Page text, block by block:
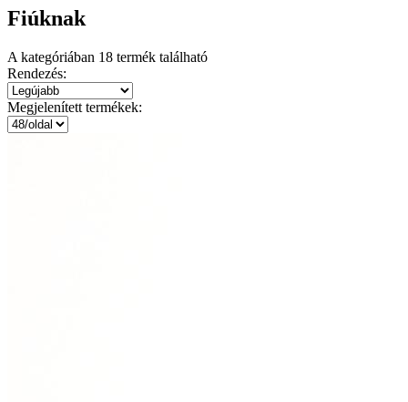
Fiúknak
A kategóriában 18 termék található
Rendezés:
Megjelenített termékek: